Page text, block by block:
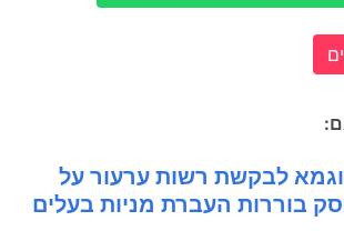
לבקשת רשות ערעור על
בוררות העברת מניות בעלים